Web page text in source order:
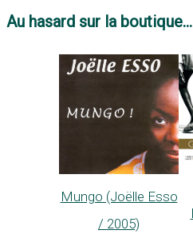
Au hasard sur la boutique...
Mungo (Joëlle Esso
/ 2005)